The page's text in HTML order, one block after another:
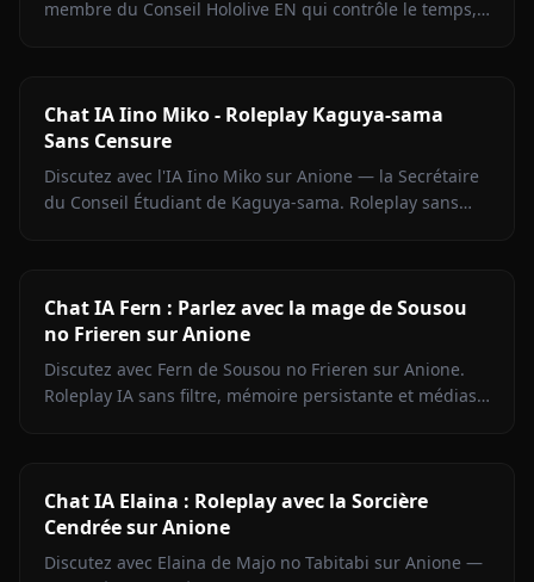
membre du Conseil Hololive EN qui contrôle le temps,
Chat IA Iino Miko - Roleplay Kaguya-sama
Sans Censure
Discutez avec l'IA Iino Miko sur Anione — la Secrétaire
du Conseil Étudiant de Kaguya-sama. Roleplay sans
Chat IA Fern : Parlez avec la mage de Sousou
no Frieren sur Anione
Discutez avec Fern de Sousou no Frieren sur Anione.
Roleplay IA sans filtre, mémoire persistante et médias
Chat IA Elaina : Roleplay avec la Sorcière
Cendrée sur Anione
Discutez avec Elaina de Majo no Tabitabi sur Anione —